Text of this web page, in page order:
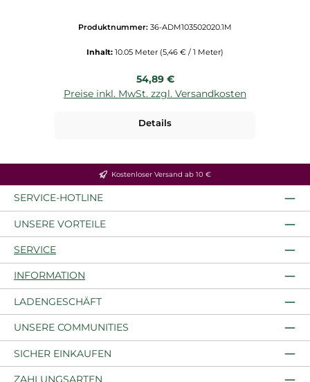
Produktnummer: 36-ADM103502020.1M
Inhalt: 10.05 Meter (5,46 € / 1 Meter)
Regulärer Preis:
54,89 €
Preise inkl. MwSt. zzgl. Versandkosten
Details
Kostenloser Versand ab 10 €
SERVICE-HOTLINE
UNSERE VORTEILE
SERVICE
INFORMATION
LADENGESCHÄFT
UNSERE COMMUNITIES
SICHER EINKAUFEN
ZAHLUNGSARTEN